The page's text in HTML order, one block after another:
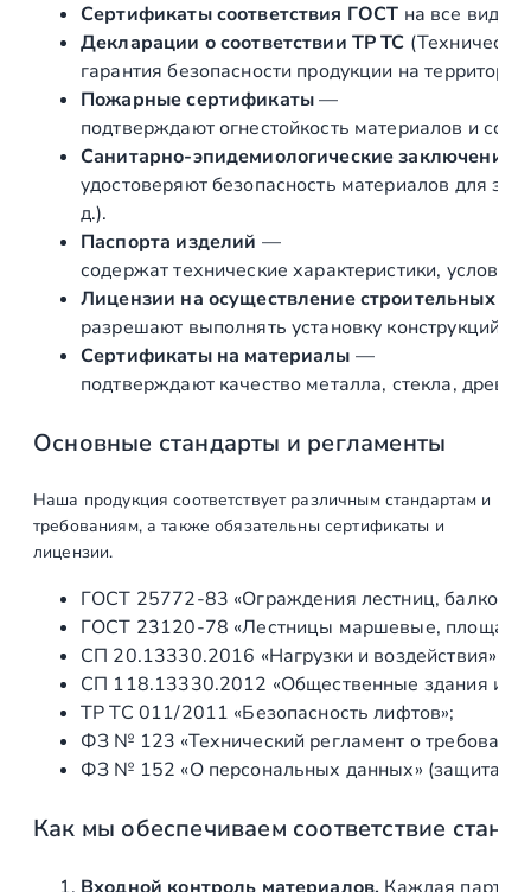
Сертификаты соответствия ГОСТ на все виды
Декларации о соответствии ТР ТС
гарантия безопасности продукции на
Пожарные сертификаты—
подтверждают огнестойкость материалов и
Санитарно‑эпидемиологические заключения
удостоверяют безопасность материалов для
д.).
Паспорта изделий —
содержат технические характеристики,
Лицензии на осуществление строительных и
разрешают выполнять установку конструкций
Сертификаты на материалы —
подтверждают качество металла, стекла,
Основные стандарты и регламенты
Наша продукция соответствует различным стандартам и
требованиям, а также обязательны сертификаты и
лицензии.
ГОСТ 25772‑83 «Ограждения лестниц,
ГОСТ 23120‑78 «Лестницы маршевые,
СП 20.13330.2016 «Нагрузки и воздействия»
СП 118.13330.2012 «Общественные здания и
ТР ТС 011/2011 «Безопасность лифтов»;
ФЗ № 123 «Технический регламент о
ФЗ № 152 «О персональных данных» (защита
Как мы обеспечиваем соответствие